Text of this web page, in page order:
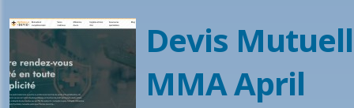
Devis
MMA April